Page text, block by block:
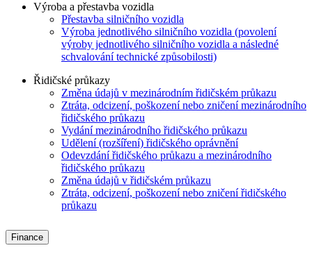
Výroba a přestavba vozidla
Přestavba silničního vozidla
Výroba jednotlivého silničního vozidla (povolení
výroby jednotlivého silničního vozidla a následné
schvalování technické způsobilosti)
Řidičské průkazy
Změna údajů v mezinárodním řidičském průkazu
Ztráta, odcizení, poškození nebo zničení mezinárodního
řidičského průkazu
Vydání mezinárodního řidičského průkazu
Udělení (rozšíření) řidičského oprávnění
Odevzdání řidičského průkazu a mezinárodního
řidičského průkazu
Změna údajů v řidičském průkazu
Ztráta, odcizení, poškození nebo zničení řidičského
průkazu
Finance